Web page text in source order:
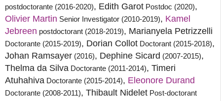
postdoctorante (2016-2020), Edith Garot Postdoc (2020),
Olivier Martin Senior Investigator (2010-2019), Kamel
Jebreen postdoctorant (2018-2019), Marianyela Petrizzelli
Doctorante (2015-2019), Dorian Collot Doctorant (2015-2018),
Johan Ramsayer (2016), Dephine Sicard (2007-2015),
Thelma da Silva Doctorante (2011-2014), Timeri
Atuhahiva Doctorante (2015-2014), Eleonore Durand
Doctorante (2008-2011), Thibault Nidelet Post-doctorant